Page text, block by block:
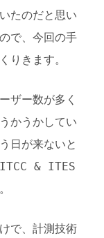
たのだと思い
で、今回の手
りきます。
ザー数が多く
かうかしてい
日が来ないと
ITCC & ITES
で、計測技術